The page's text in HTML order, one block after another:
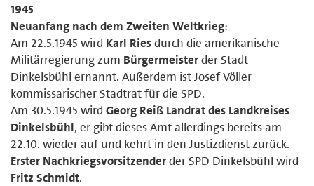
1945
Neuanfang nach dem Zweiten Weltkrieg:
Am 22.5.1945 wird Karl Riesdurch die amerikanische
Militärregierung zum Bürgermeisterder Stadt
Dinkelsbühl ernannt. Außerdem ist Josef Völler
kommissarischer Stadtrat für die SPD.
Am 30.5.1945 wird Georg Reiß Landrat des Landkreises
Dinkelsbühl, er gibt dieses Amt allerdings bereits am
22.10. wieder auf und kehrt in den Justizdienst zurück.
Erster Nachkriegsvorsitzenderder SPD Dinkelsbühl wird
Fritz Schmidt.